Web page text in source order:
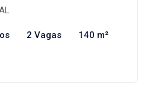
2 Vagas 140 m²